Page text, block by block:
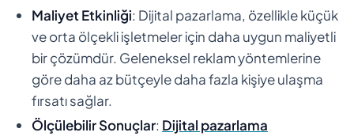
Maliyet Etkinliği: Dijital pazarlama, özellikle küçük
ve orta ölçekli işletmeler için daha uygun maliyetli
bir çözümdür. Geleneksel reklam yöntemlerine
göre daha az bütçeyle daha fazla kişiye ulaşma
fırsatı sağlar.
Ölçülebilir Sonuçlar: Dijital pazarlama